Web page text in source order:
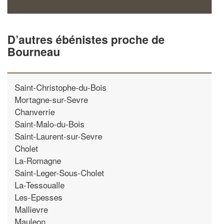
D’autres ébénistes proche de
Bourneau
Saint-Christophe-du-Bois
Mortagne-sur-Sevre
Chanverrie
Saint-Malo-du-Bois
Saint-Laurent-sur-Sevre
Cholet
La-Romagne
Saint-Leger-Sous-Cholet
La-Tessoualle
Les-Epesses
Mallievre
Mauleon